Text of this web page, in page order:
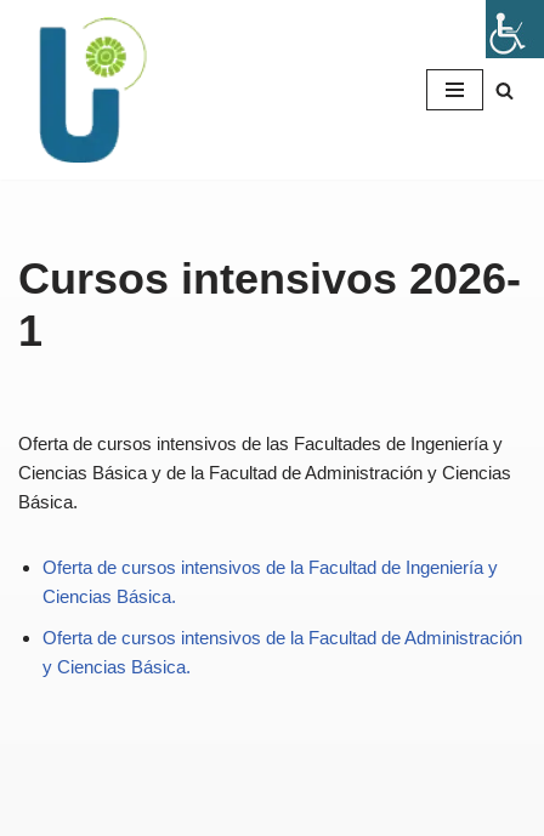
contenido
Cursos intensivos 2026-
1
Oferta de cursos intensivos de las Facultades de Ingeniería y
Ciencias Básica y de la Facultad de Administración y Ciencias
Básica.
Oferta de cursos intensivos de la Facultad de Ingeniería y
Ciencias Básica.
Oferta de cursos intensivos de la Facultad de Administración
y Ciencias Básica.